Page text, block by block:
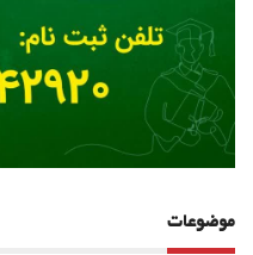
موضوعات